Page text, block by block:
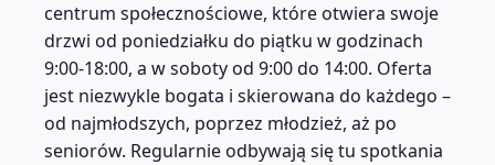
centrum społecznościowe, które otwiera swoje
drzwi od poniedziałku do piątku w godzinach
9:00-18:00, a w soboty od 9:00 do 14:00. Oferta
jest niezwykle bogata i skierowana do każdego –
od najmłodszych, poprzez młodzież, aż po
seniorów. Regularnie odbywają się tu spotkania